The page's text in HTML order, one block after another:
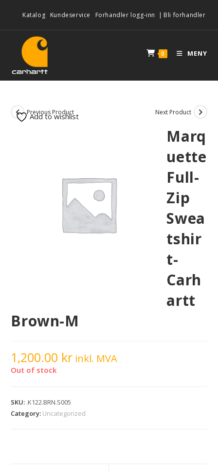
Katalog Kundeservice Forhandler logg-inn | Bli forhandler
0 MENY
Previous Product Next Product
Marq
uette
Full-
Zip
Swea
tshir
t-
Carh
artt
Brown-M
1,200.00 kr inkl. MVA
Out of stock
SKU: .K122.BRN.S005
Category: Uncategorized
Add to wishlist